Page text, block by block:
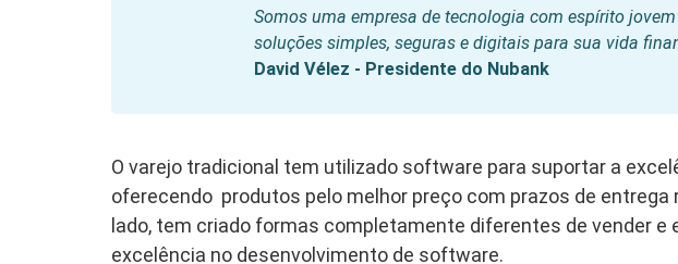
Somos uma empresa de tecnologia com espírito
soluções simples, seguras e digitais para sua vida
David Vélez - Presidente do Nubank
O varejo tradicional tem utilizado software para suportar a
oferecendo produtos pelo melhor preço com prazos de entrega
lado, tem criado formas completamente diferentes de vender e
excelência no desenvolvimento de software.